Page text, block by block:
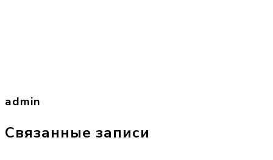
admin
Связанные записи